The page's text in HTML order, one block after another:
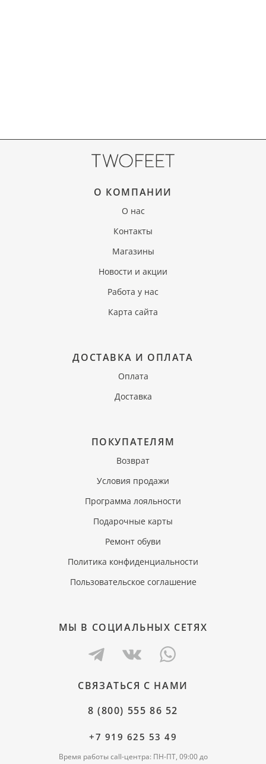
О КОМПАНИИ
О нас
Контакты
Магазины
Новости и акции
Работа у нас
Карта сайта
ДОСТАВКА И ОПЛАТА
Оплата
Доставка
ПОКУПАТЕЛЯМ
Возврат
Условия продажи
Программа лояльности
Подарочные карты
Ремонт обуви
Политика конфиденциальности
Пользовательское соглашение
МЫ В СОЦИАЛЬНЫХ СЕТЯХ
СВЯЗАТЬСЯ С НАМИ
8 (800) 555 86 52
+7 919 625 53 49
Время работы call-центра: ПН-ПТ, 09:00 до